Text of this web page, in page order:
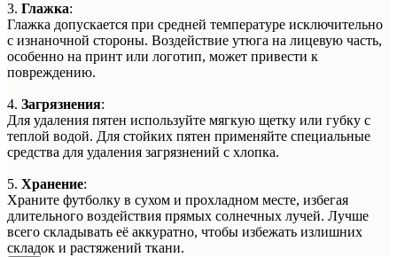
3. Глажка:
Глажка допускается при средней температуре исключительно
с изнаночной стороны. Воздействие утюга на лицевую часть,
особенно на принт или логотип, может привести к
повреждению.
4. Загрязнения:
Для удаления пятен используйте мягкую щетку или губку с
теплой водой. Для стойких пятен применяйте специальные
средства для удаления загрязнений с хлопка.
5. Хранение:
Храните футболку в сухом и прохладном месте, избегая
длительного воздействия прямых солнечных лучей. Лучше
всего складывать её аккуратно, чтобы избежать излишних
складок и растяжений ткани.